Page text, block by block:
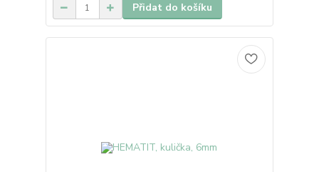
Přidat do košíku